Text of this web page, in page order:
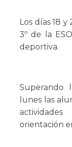
Los días 18
3º de la
deportiva.
Superando
lunes las
orientación